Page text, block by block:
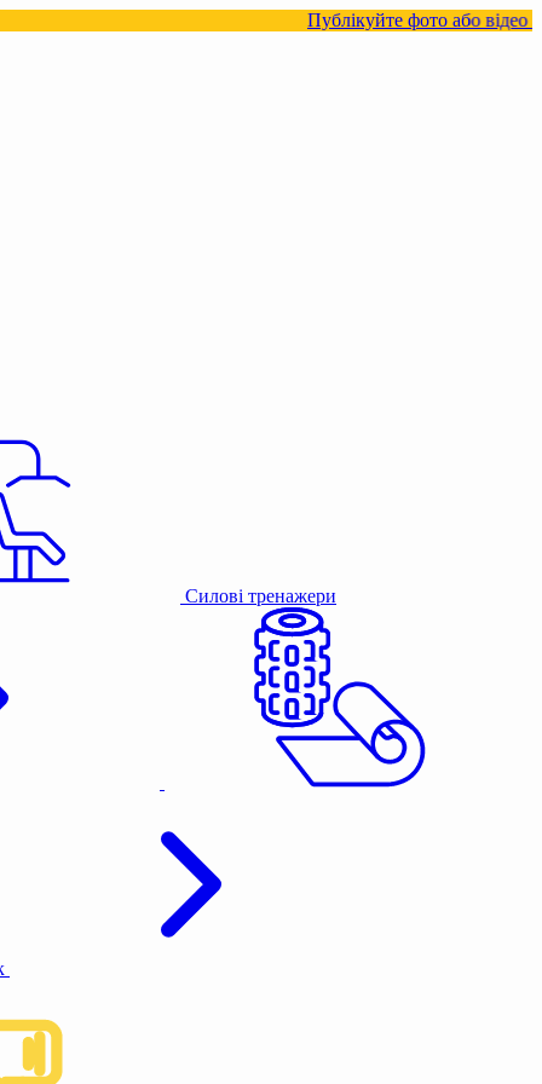
Публікуйте фото або відео з нашими
Силові тренажери